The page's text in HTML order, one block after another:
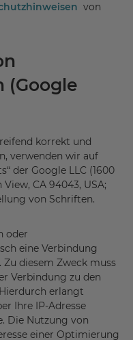
von
(Google
korrekt und
verwenden wir auf
der Google LLC (1600
CA 94043, USA;
von Schriften.
oder
eine Verbindung
diesem Zweck muss
Verbindung zu den
erlangt
Ihre IP-Adresse
Die Nutzung von
einer Optimierung